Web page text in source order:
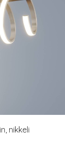
nikkeli